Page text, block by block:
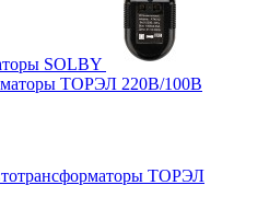
SOLBY
ТОРЭЛ 220В/100В
ТОРЭЛ